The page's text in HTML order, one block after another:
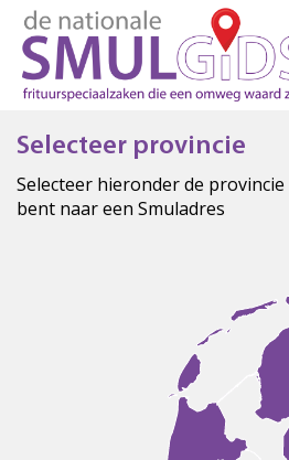
Selecteer provincie
Selecteer hieronder de
bent naar een Smuladres